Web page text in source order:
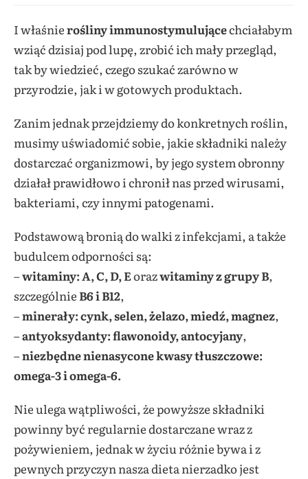
I właśnierośliny immunostymulującechciałabym
wziąć dzisiaj pod lupę, zrobić ich mały przegląd,
tak by wiedzieć, czego szukać zarówno w
przyrodzie, jak i w gotowych produktach.
Zanim jednak przejdziemy do konkretnych roślin,
musimy uświadomić sobie, jakie składniki należy
dostarczać organizmowi, by jego system obronny
działał prawidłowo i chronił nas przed wirusami,
bakteriami, czy innymi patogenami.
Podstawową bronią do walki z infekcjami, a także
budulcem odporności są:
–witaminy: A, C, D, Eorazwitaminy z grupy B,
szczególnieB6 i B12,
–minerały: cynk, selen, żelazo, miedź, magnez,
–antyoksydanty: flawonoidy, antocyjany,
–niezbędne nienasycone kwasy tłuszczowe:
omega-3 i omega-6.
Nie ulega wątpliwości, że powyższe składniki
powinny być regularnie dostarczane wraz z
pożywieniem, jednak w życiu różnie bywa i z
pewnych przyczyn nasza dieta nierzadko jest